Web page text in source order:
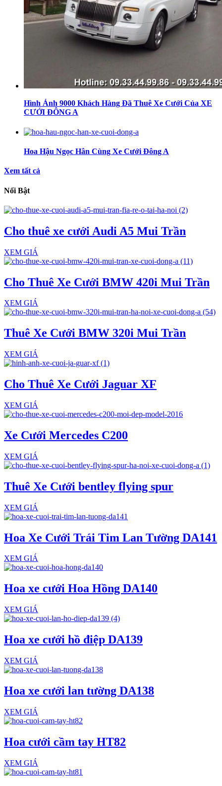
Hình Ảnh 9000 Khách Hàng Đã Thuê Xe Cưới Của XE
CƯỚI ĐÔNG A
Hoa Hậu Ngọc Hân Cùng Xe Cưới Đông A
Xem tất cả
Nổi Bật
Cho thuê xe cưới Audi A5 Mui Trần
XEM GIÁ
Cho Thuê Xe Cưới BMW 420i Mui Trần
XEM GIÁ
Thuê Xe Cưới BMW 320i Mui Trần
XEM GIÁ
Cho Thuê Xe Cưới Jaguar XF
XEM GIÁ
Xe Cưới Mercedes C200
XEM GIÁ
Thuê Xe Cưới bentley flying spur
XEM GIÁ
Hoa Xe Cưới Trái Tim Lan Tường DA141
XEM GIÁ
Hoa xe cưới Hoa Hồng DA140
XEM GIÁ
Hoa xe cưới hồ điệp DA139
XEM GIÁ
Hoa xe cưới lan tường DA138
XEM GIÁ
Hoa cưới cầm tay HT82
XEM GIÁ